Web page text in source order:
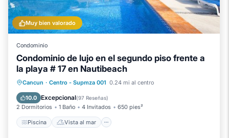
Muy bien valorado
Condominio
Condominio de lujo en el segundo piso frente a
la playa # 17 en Nautibeach
Cancun · Centro - Supmza 001 0.24 mi al centro
10.0 Excepcional(97 Reseñas)
2 Dormitorios 1 Baño 4 Invitados 650 pies²
Piscina Vista al mar
Piscina
Vista al mar
Balcón/Terraza